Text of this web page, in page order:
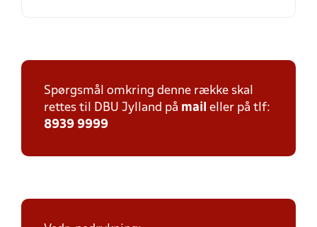
Spørgsmål omkring denne række skal
rettes til DBU Jylland på mail eller på tlf:
8939 9999